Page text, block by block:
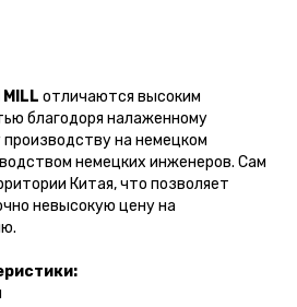
отличаются высоким
благодоря налаженному
на немецком
немецких инженеров. Сам
Китая, что позволяет
невысокую цену на